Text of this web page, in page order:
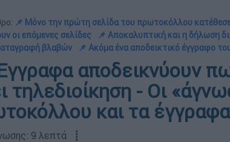
📌 Μόνο την πρώτη σελίδα του πρωτοκόλλου
οι επόμενες σελίδες
📌 Αποκαλυπτική και η δήλωση
βλαβών
📌 Ακόμα ένα αποδεικτικό έγγραφο
αποδεικνύουν
τηλεδιοίκηση - Οι
και τα
9 λεπτά ┋